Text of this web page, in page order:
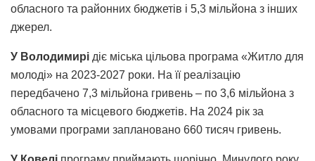
обласного та районних бюджетів і 5,3 мільйона з інших
джерел.
У Володимирі діє міська цільова програма «Житло для
молоді» на 2023-2027 роки. На її реалізацію
передбачено 7,3 мільйона гривень – по 3,6 мільйона з
обласного та місцевого бюджетів. На 2024 рік за
умовами програми заплановано 660 тисяч гривень.